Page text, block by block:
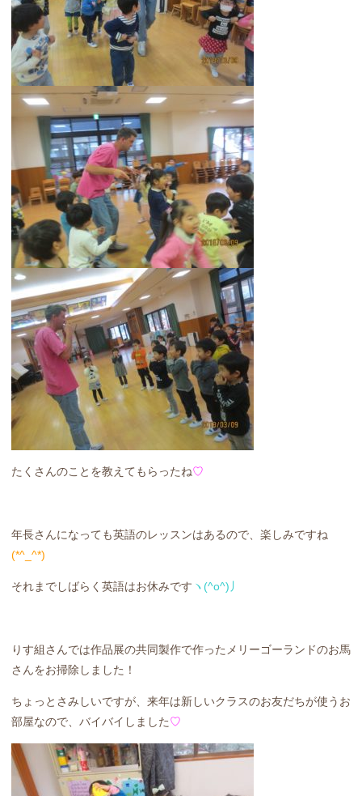
たくさんのことを教えてもらったね♡
年長さんになっても英語のレッスンはあるので、楽しみですね
(*^_^*)
それまでしばらく英語はお休みです ヽ(^o^)丿
りす組さんでは作品展の共同製作で作ったメリーゴーランドのお馬
さんをお掃除しました！
ちょっとさみしいですが、来年は新しいクラスのお友だちが使うお
部屋なので、バイバイしました♡